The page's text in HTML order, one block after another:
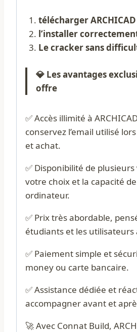
télécharger ARCHICAD
l’installer
Le cracker sans
💎 Les avantages
offre
✅ Accès illimité à
conservez l’email utilisé
et achat.
✅ Disponibilité de
votre choix et la capacité
ordinateur.
✅ Prix très abordable,
étudiants et les utilisateurs
✅ Paiement simple et
money ou carte bancaire.
✅ Assistance dédiée et
accompagner avant et
🚀 Avec Connat Build,